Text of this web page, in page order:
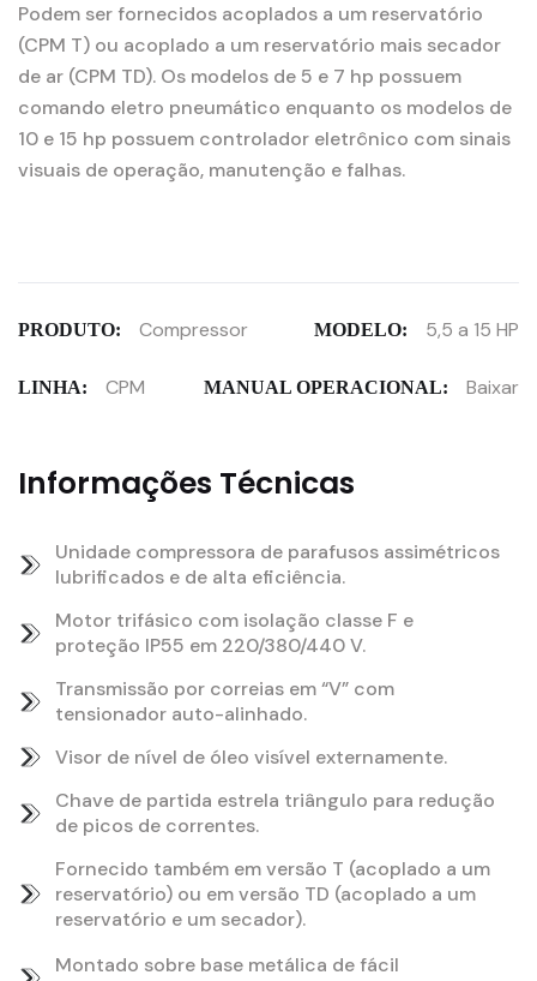
Podem ser fornecidos acoplados a um reservatório
(CPM T) ou acoplado a um reservatório mais secador
de ar (CPM TD). Os modelos de 5 e 7 hp possuem
comando eletro pneumático enquanto os modelos de
10 e 15 hp possuem controlador eletrônico com sinais
visuais de operação, manutenção e falhas.
PRODUTO: Compressor MODELO: 5,5 a 15 HP
LINHA: CPM MANUAL OPERACIONAL: Baixar
Informações Técnicas
Unidade compressora de parafusos assimétricos
lubrificados e de alta eficiência.
Motor trifásico com isolação classe F e
proteção IP55 em 220/380/440 V.
Transmissão por correias em “V” com
tensionador auto-alinhado.
Visor de nível de óleo visível externamente.
Chave de partida estrela triângulo para redução
de picos de correntes.
Fornecido também em versão T (acoplado a um
reservatório) ou em versão TD (acoplado a um
reservatório e um secador).
Montado sobre base metálica de fácil